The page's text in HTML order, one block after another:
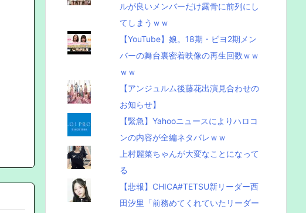
ルが良いメンバーだけ露骨に前列にし
てしまうｗｗ
【YouTube】娘。18期・ビヨ2期メン
バーの舞台裏密着映像の再生回数ｗｗ
ｗｗ
【アンジュルム後藤花出演見合わせの
お知らせ】
【緊急】Yahooニュースによりハロコ
ンの内容が全編ネタバレｗｗ
上村麗菜ちゃんが大変なことになって
る
【悲報】CHICA#TETSU新リーダー西
田汐里「前務めてくれていたリーダー